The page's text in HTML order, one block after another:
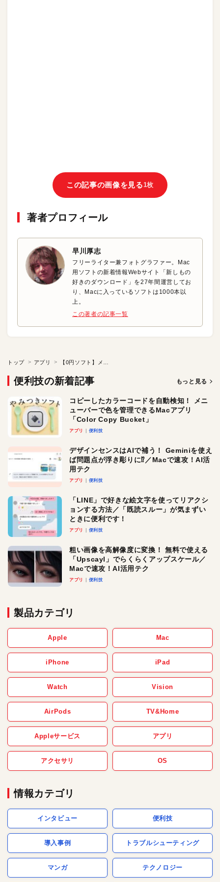
この記事の画像を見る1枚
著者プロフィール
早川厚志
フリーライター兼フォトグラファー。Mac
用ソフトの新着情報Webサイト「新しもの
好きのダウンロード」を27年間運営してお
り、Macに入っているソフトは1000本以
上。
この著者の記事一覧
トップ アプリ 【0円ソフト】メニューバーに現在の天気と気温を表示するツール
便利技の新着記事 もっと見る
コピーしたカラーコードを自動検知！ メニ
ューバーで色を管理できるMacアプリ
「Color Copy Bucket」
アプリ 便利技
デザインセンスはAIで補う！ Geminiを使え
ば問題点が浮き彫りに⁉︎／Macで速攻！AI活
用テク
アプリ 便利技
「LINE」で好きな絵文字を使ってリアクシ
ョンする方法／「既読スルー」が気まずい
ときに便利です！
アプリ 便利技
粗い画像を高解像度に変換！ 無料で使える
「Upscayl」でらくらくアップスケール／
Macで速攻！AI活用テク
アプリ 便利技
製品カテゴリ
Apple Mac
iPhone iPad
Watch Vision
AirPods TV&Home
Appleサービス アプリ
アクセサリ OS
情報カテゴリ
インタビュー 便利技
導入事例 トラブルシューティング
マンガ テクノロジー